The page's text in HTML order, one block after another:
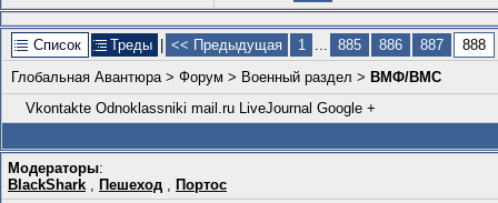
Список Треды << Предыдущая 1 ... 885 886 887
888
Глобальная Авантюра> Форум > Военный раздел > ВМФ/ВМС
Vkontakte Odnoklassniki mail.ru LiveJournal Google +
Модераторы:
BlackShark , Пешеход , Портос